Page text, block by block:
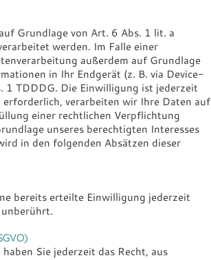
Grundlage von Art. 6 Abs. 1 lit. a
werden. Im Falle einer
außerdem auf Grundlage
in Ihr Endgerät (z. B. via Device-
1 TDDDG. Die Einwilligung ist jederzeit
verarbeiten wir Ihre Daten auf
einer rechtlichen Verpflichtung
unseres berechtigten Interesses
in den folgenden Absätzen dieser
bereits erteilte Einwilligung jederzeit
Sie jederzeit das Recht, aus